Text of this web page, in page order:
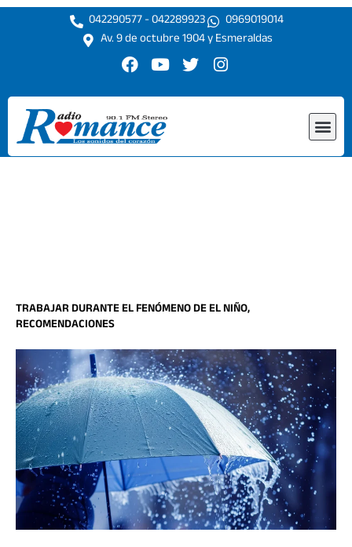
Ir
042290577 - 042289923
0969019014
Av. 9 de octubre 1904 y Esmeraldas
F
c
e
b
o
o
Y
u
t
u
b
e
T
i
r
I
s
r
TRABAJAR DURANTE EL FENÓMENO DE EL NIÑO,
RECOMENDACIONES